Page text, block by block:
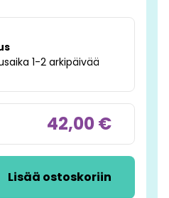
1-2 arkipäivää
42,00 €
Lisää ostoskoriin